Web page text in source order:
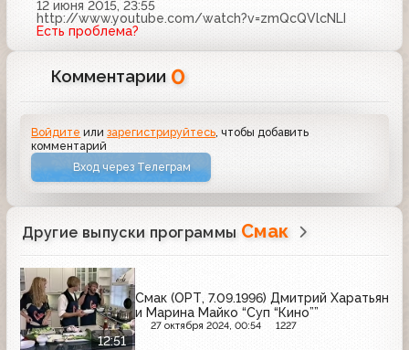
12 июня 2015, 23:55
http://www.youtube.com/watch?v=zmQcQVlcNLI
Есть проблема?
Комментарии 0
Войдите илизарегистрируйтесь , чтобы добавить
комментарий
Вход через Телеграм
Другие выпуски программы Смак
12:51
Смак (ОРТ, 7.09.1996) Дмитрий Харатьян
и Марина Майко “Суп “Кино””
27 октября 2024, 00:54 1227